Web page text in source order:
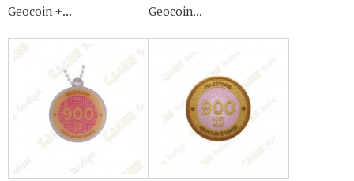
Geocoin +... Geocoin...